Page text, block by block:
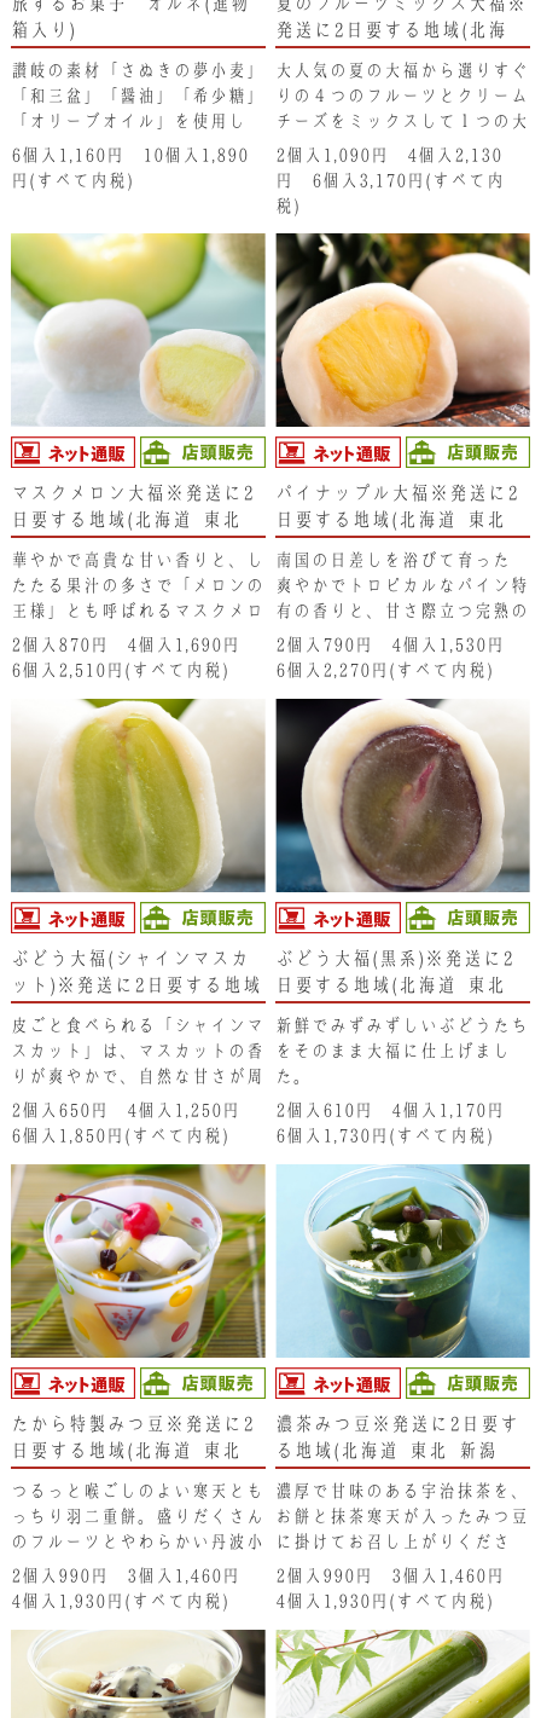
箱入り)
讃岐の素材「さぬきの夢小麦」
「和三盆」「醤油」「希少糖」
「オリーブオイル」を使用し
た、しっとり香ばしいカステラ
生地の小判焼きです。大粒丹波
大納言のつぶ餡と濃厚な鳴門金
唯一無二です。
6個入1,160円 10個入1,890
円(すべて内税)
発送に2日要する地域(北海
注文不可となります。ご了承
ください。
大人気の夏の大福から選りすぐ
りの４つのフルーツとクリーム
チーズをミックスして１つの大
福にしました。すいか、パイナ
ップル、ブルーベリー、キウイ
とクリームチーズ。それぞれの
味わいが見事に絡み合って、口
の中で夏の味わいを演出しま
す。
2個入1,090円 4個入2,130
円 6個入3,170円(すべて内
税)
マスクメロン大福※発送に2
日要する地域(北海道･東北･
となります。ご了承くださ
い。
華やかで高貴な甘い香りと、し
たたる果汁の多さで「メロンの
王様」とも呼ばれるマスクメロ
ンを、その食べ頃を見計らって
香りあふれる大福に仕上げまし
2個入870円 4個入1,690円
6個入2,510円(すべて内税)
パイナップル大福※発送に2
日要する地域(北海道･東北･
となります。ご了承くださ
い。
南国の日差しを浴びて育った､
爽やかでトロピカルなパイン特
有の香りと、甘さ際立つ完熟の
｢ゴールドパイン｣。 そのフ
レッシュなパインを大玉にカッ
大福｣は、冷やしてお召し上が
りいただくと、冷たい果汁が口
の中いっぱいに広がって幸せ感
に包まれます。
2個入790円 4個入1,530円
6個入2,270円(すべて内税)
ぶどう大福(シャインマスカ
ット)※発送に2日要する地域
県)は、注文不可となりま
す。ご了承ください。
皮ごと食べられる「シャインマ
スカット」は、マスカットの香
りが爽やかで、自然な甘さが周
りの大福餅と一緒にお口の中に
広がります。是非 冷やしたま
かさが一層増しますよ。
2個入650円 4個入1,250円
6個入1,850円(すべて内税)
ぶどう大福(黒系)※発送に2
日要する地域(北海道･東北･
となります。ご了承くださ
い。
新鮮でみずみずしいぶどうたち
をそのまま大福に仕上げまし
た。
2個入610円 4個入1,170円
6個入1,730円(すべて内税)
たから特製みつ豆※発送に2
日要する地域(北海道･東北･
となります。ご了承くださ
つるっと喉ごしのよい寒天とも
っちり羽二重餅。盛りだくさん
のフルーツとやわらかい丹波小
豆が入りのみつ豆です。
2個入990円 3個入1,460円
4個入1,930円(すべて内税)
濃茶みつ豆※発送に2日要す
る地域(北海道･東北･新潟
ります。ご了承ください。
濃厚で甘味のある宇治抹茶を、
お餅と抹茶寒天が入ったみつ豆
に掛けてお召し上がりくださ
い。抹茶通も唸らせる味わいで
す。
2個入990円 3個入1,460円
4個入1,930円(すべて内税)